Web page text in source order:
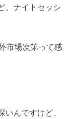
、ナイトセッシ
市場次第って感
んですけど、